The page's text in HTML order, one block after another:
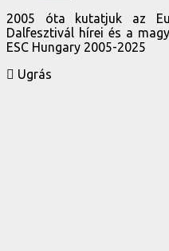
2005 óta kutatjuk az
Dalfesztivál hírei és a
ESC Hungary 2005-2025
Ugrás